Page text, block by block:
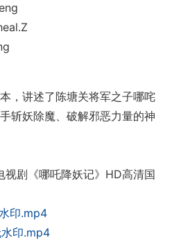
讲述了陈塘关将军之子哪咤
斩妖除魔、破解邪恶力量的神
剧《哪吒降妖记》HD高清国
印.mp4
印.mp4